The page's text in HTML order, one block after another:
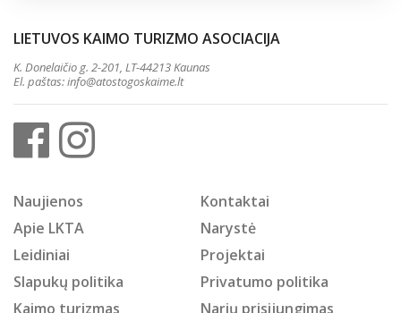
LIETUVOS KAIMO TURIZMO ASOCIACIJA
K. Donelaičio g. 2-201, LT-44213 Kaunas
El. paštas:info@atostogoskaime.lt
Naujienos
Kontaktai
Apie LKTA
Narystė
Leidiniai
Projektai
Slapukų politika
Privatumo politika
Kaimo turizmas
Narių prisijungimas